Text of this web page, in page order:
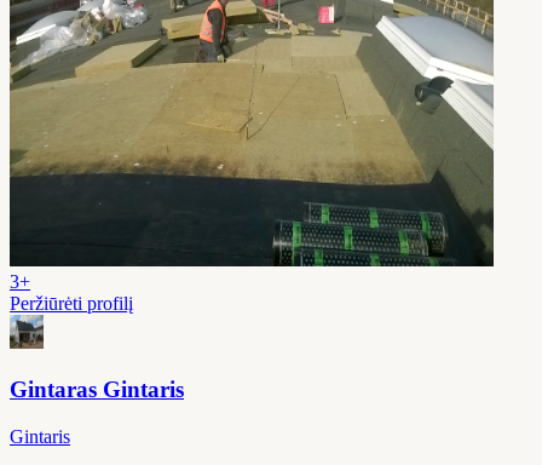
3+
Peržiūrėti profilį
Gintaras Gintaris
Gintaris